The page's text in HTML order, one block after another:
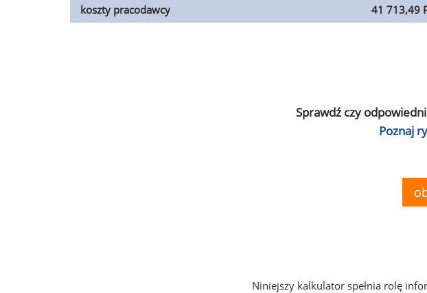
koszty pracodawcy
41 713,49
Sprawdź czy
Poznaj
Niniejszy kalkulator spełnia rolę